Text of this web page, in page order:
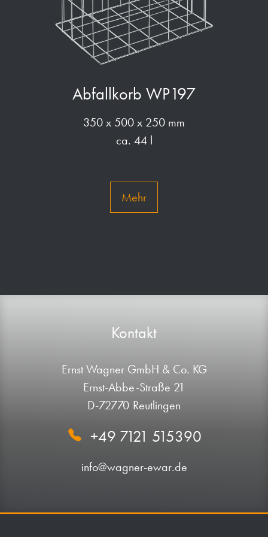
Abfallkorb WP197
350 x 500 x 250 mm
ca. 44 l
Mehr
Kontakt
Ernst Wagner GmbH & Co. KG
Ernst-Abbe-Straße 21
D-72770 Reutlingen
+49 7121 515390
info@wagner-ewar.de